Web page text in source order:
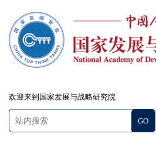
欢迎来到国家发展与战略研究院